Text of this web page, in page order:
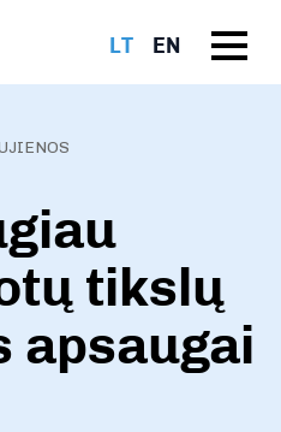
LT EN
tikslų
apsaugai